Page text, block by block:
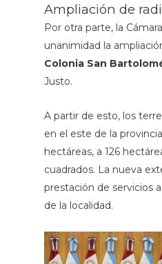
Ampliación de
Por otra parte, la
unanimidad la
Colonia San
Justo.
A partir de esto, los
en el este de la
hectáreas, a 126
cuadrados. La nueva
prestación de servicios
de la localidad.